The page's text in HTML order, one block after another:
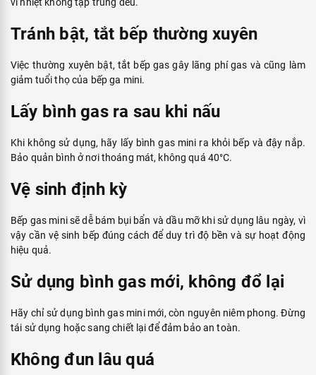
hiểu cách sử dụng bếp ga mini và bình ga mini một cách an toàn.
Trở lại chuyên mục tin tức
Chia sẻ :
Tin đọc nhiều nhất
Top 5 bếp ga dưới 2 triệu được ưa
5 cách giữ cho căn phòng luôn thơm mát
Mách bạn cách chọn thịt bò ngon đúng